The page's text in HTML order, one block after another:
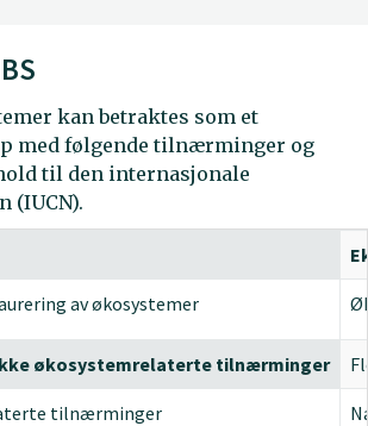
kan betraktes som et
med følgende tilnærminger og
til den internasjonale
(IUCN).
av økosystemer
økosystemrelaterte tilnærminger
tilnærminger